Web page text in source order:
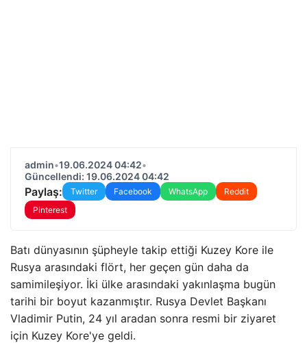
admin•19.06.2024 04:42•
Güncellendi: 19.06.2024 04:42
Paylaş: Twitter Facebook WhatsApp
Reddit
Pinterest
Batı dünyasının şüpheyle takip ettiği Kuzey Kore ile
Rusya arasındaki flört, her geçen gün daha da
samimileşiyor. İki ülke arasındaki yakınlaşma bugün
tarihi bir boyut kazanmıştır. Rusya Devlet Başkanı
Vladimir Putin, 24 yıl aradan sonra resmi bir ziyaret
için Kuzey Kore'ye geldi.